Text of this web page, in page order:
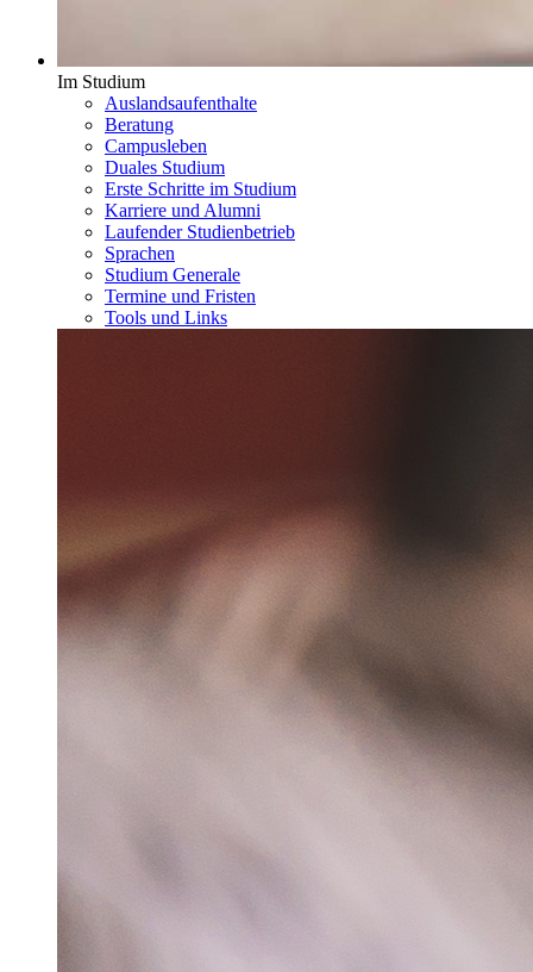
Im Studium
Auslandsaufenthalte
Beratung
Campusleben
Duales Studium
Erste Schritte im Studium
Karriere und Alumni
Laufender Studienbetrieb
Sprachen
Studium Generale
Termine und Fristen
Tools und Links